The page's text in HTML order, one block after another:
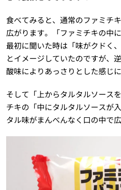
食べてみると、通常のファミチ
広がります。「ファミチキの中
最初に聞いた時は「味がクドく
とイメージしていたのですが、
酸味によりあっさりとした感じ
そして「上からタルタルソース
チキの「中にタルタルソースが
タル味がまんべんなく口の中で